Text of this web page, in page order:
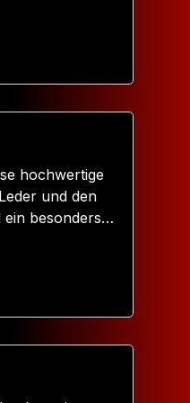
und den
besonders
und
und